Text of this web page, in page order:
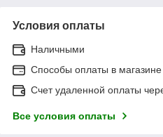
Условия оплаты
Наличными
Способы оплаты в магазине
Счет удаленной оплаты
Все условия оплаты